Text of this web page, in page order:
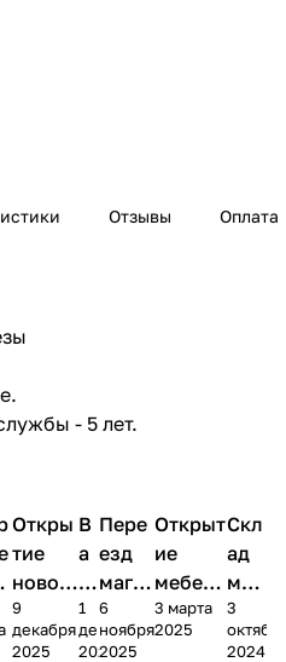
Отзывы Оплата
- 5 лет.
Откры
тие
новог
о
магаз
9
декабря
2025
В
а
к
а
н
1
декабря
2025
Пере
езд
магаз
ина в
г.
6
ноября
2025
Открыт
ие
мебель
ного
салона
3 марта
2025
Скл
ад
меб
ели
пер
3
2024